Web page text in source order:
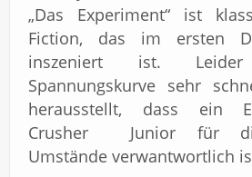
„Das Experiment“ ist
Fiction, das im ersten
inszeniert ist.
Spannungskurve sehr
herausstellt, dass ein
Crusher Junior für
Umstände verwantwortlich